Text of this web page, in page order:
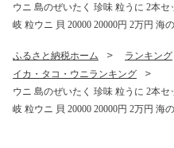
ウニ 島のぜいたく 珍味 粒うに 2本
岐 粒ウニ 貝 20000 20000円 2万円 海
ふるさと納税ホーム ランキング
イカ・タコ・ウニランキング
ウニ 島のぜいたく 珍味 粒うに 2本
岐 粒ウニ 貝 20000 20000円 2万円 海